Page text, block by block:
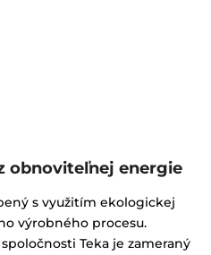
obnoviteľnej energie
s využitím ekologickej
výrobného procesu.
Teka je zameraný